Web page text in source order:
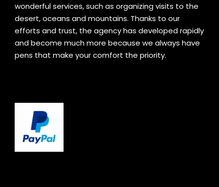
wonderful services, such as organizing visits to the
desert, oceans and mountains. Thanks to our
efforts and trust, the agency has developed rapidly
and become much more because we always have
pens that make your comfort the priority.